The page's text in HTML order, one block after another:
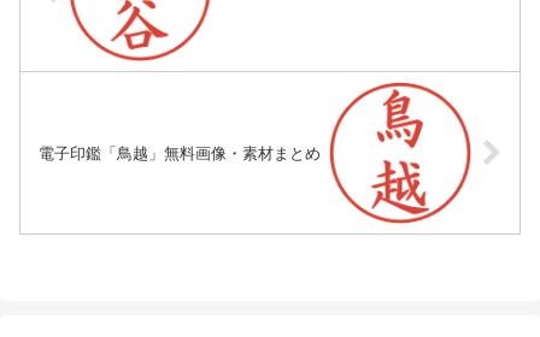
電子印鑑「鳥越」無料画像・素材まとめ